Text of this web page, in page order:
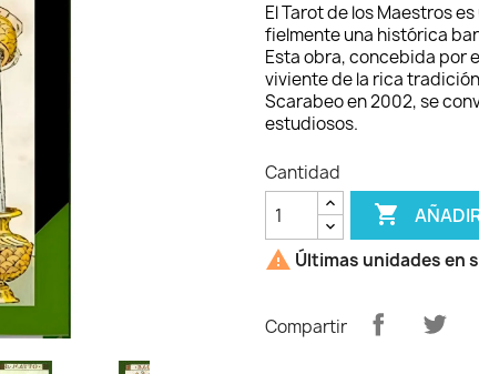
El Tarot de los Maestros
fielmente una histórica
Esta obra, concebida por
viviente de la rica
Scarabeo en 2002, se
estudiosos.
Cantidad

 Últimas unidades en
Compartir